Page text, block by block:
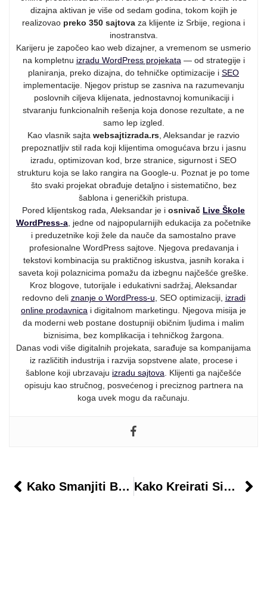
dizajna aktivan je više od sedam godina, tokom kojih je
realizovao preko 350 sajtova za klijente iz Srbije, regiona i
inostranstva.
Karijeru je započeo kao web dizajner, a vremenom se usmerio
na kompletnu izradu WordPress projekata — od strategije i
planiranja, preko dizajna, do tehničke optimizacije i SEO
implementacije. Njegov pristup se zasniva na razumevanju
poslovnih ciljeva klijenata, jednostavnoj komunikaciji i
stvaranju funkcionalnih rešenja koja donose rezultate, a ne
samo lep izgled.
Kao vlasnik sajta websajtizrada.rs , Aleksandar je razvio
prepoznatljiv stil rada koji klijentima omogućava brzu i jasnu
izradu, optimizovan kod, brze stranice, sigurnost i SEO
strukturu koja se lako rangira na Google-u. Poznat je po tome
što svaki projekat obrađuje detaljno i sistematično, bez
šablona i generičkih pristupa.
Pored klijentskog rada, Aleksandar je i osnivač Live Škole
WordPress-a , jedne od najpopularnijih edukacija za početnike
i preduzetnike koji žele da nauče da samostalno prave
profesionalne WordPress sajtove. Njegova predavanja i
tekstovi kombinacija su praktičnog iskustva, jasnih koraka i
saveta koji polaznicima pomažu da izbegnu najčešće greške.
Kroz blogove, tutorijale i edukativni sadržaj, Aleksandar
redovno deli znanje o WordPress-u , SEO optimizaciji, izradi
online prodavnica i digitalnom marketingu. Njegova misija je
da moderni web postane dostupniji običnim ljudima i malim
biznisima, bez komplikacija i tehničkog žargona.
Danas vodi više digitalnih projekata, sarađuje sa kompanijama
iz različitih industrija i razvija sopstvene alate, procese i
šablone koji ubrzavaju izradu sajtova . Klijenti ga najčešće
opisuju kao stručnog, posvećenog i preciznog partnera na
koga uvek mogu da računaju.
Kako Smanjiti Broj Pluginova Bez Gubitka Funkcija Kako Kreirati Sistem Automatskih Izveštaja O Prodaji